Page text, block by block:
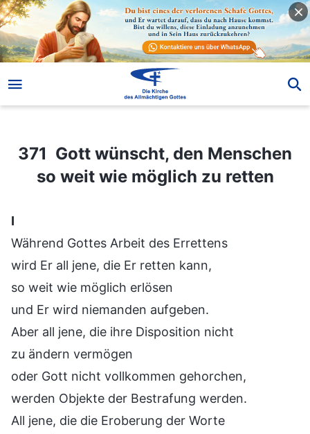
371 Gott wünscht, den Menschen
so weit wie möglich zu retten
Ⅰ
Während Gottes Arbeit des Errettens
wird Er all jene, die Er retten kann,
so weit wie möglich erlösen
und Er wird niemanden aufgeben.
Aber all jene, die ihre Disposition nicht
zu ändern vermögen
oder Gott nicht vollkommen gehorchen,
werden Objekte der Bestrafung werden.
All jene, die die Eroberung der Worte